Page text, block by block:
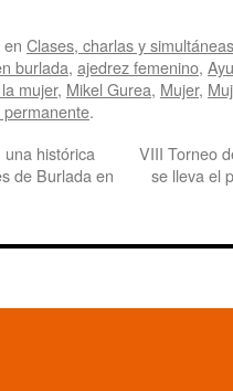
Clases, charlas y simultáneas
burlada, ajedrez femenino,
mujer, Mikel Gurea, Mujer,
.
una histórica
de Burlada en
VIII Torneo
se lleva el